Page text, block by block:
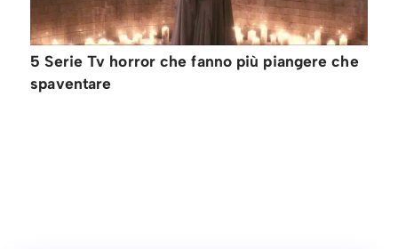
5 Serie Tv horror che fanno più piangere che
spaventare